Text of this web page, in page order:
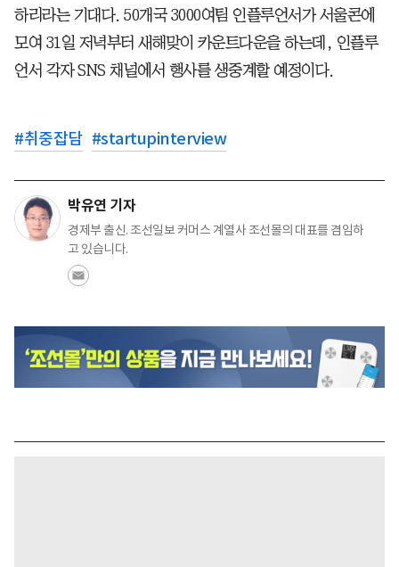
하리라는 기대다. 50개국 3000여팀 인플루언서가 서울콘에
모여 31일 저녁부터 새해맞이 카운트다운을 하는데, 인플루
언서 각자 SNS 채널에서 행사를 생중계할 예정이다.
#취중잡담 #startupinterview
박유연 기자
경제부 출신. 조선일보 커머스 계열사 조선몰의 대표를 겸임하
고 있습니다.